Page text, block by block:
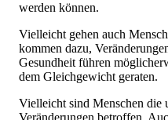
werden können.
Vielleicht gehen auch
kommen dazu,
Gesundheit führen
dem Gleichgewicht geraten.
Vielleicht sind Menschen die
Veränderungen betroffen.